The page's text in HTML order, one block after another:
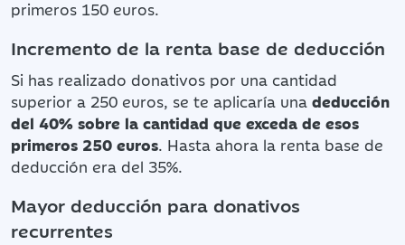
primeros 150 euros.
Incremento de la renta base de deducción
Si has realizado donativos por una cantidad
superior a 250 euros, se te aplicaría una deducción
del 40% sobre la cantidad que exceda de esos
primeros 250 euros. Hasta ahora la renta base de
deducción era del 35%.
Mayor deducción para donativos
recurrentes